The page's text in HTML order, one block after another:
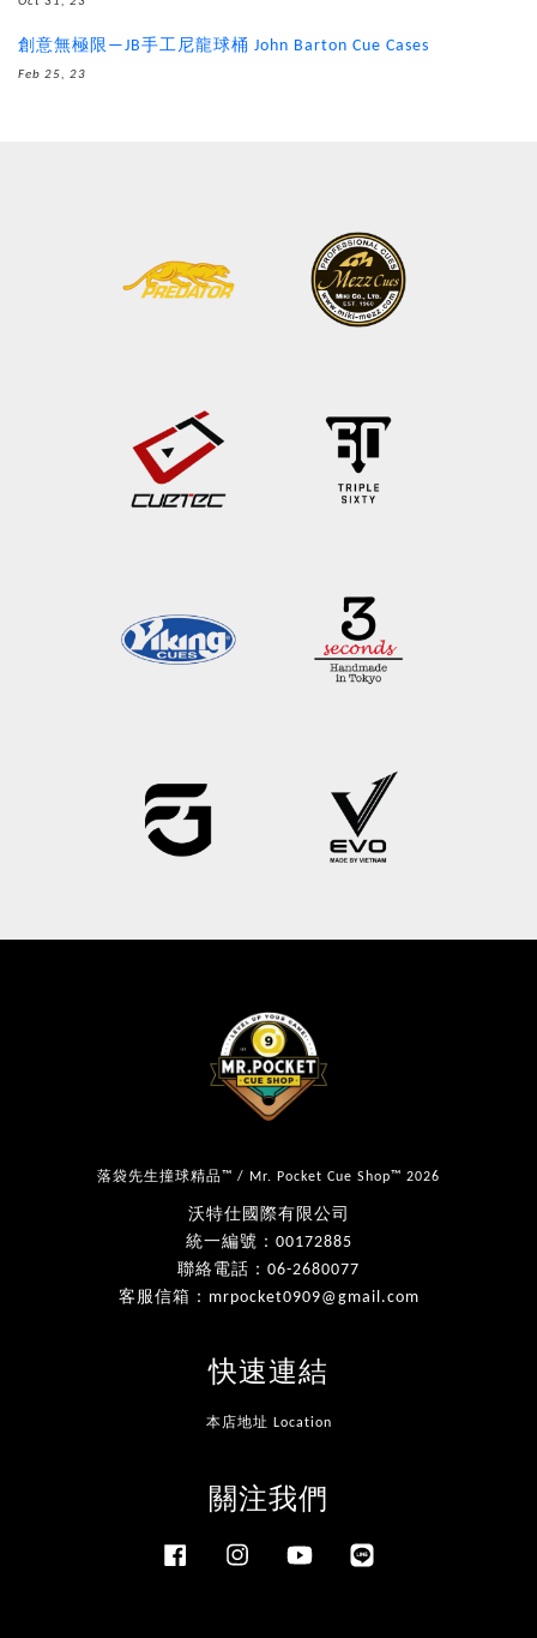
創意無極限—JB手工尼龍球桶 John Barton Cue Cases
Feb 25, 23
落袋先生撞球精品™ / Mr. Pocket Cue Shop™ 2026
沃特仕國際有限公司
統一編號：00172885
聯絡電話：06-2680077
客服信箱：mrpocket0909@gmail.com
快速連結
本店地址 Location
關注我們
Facebook Instagram YouTube